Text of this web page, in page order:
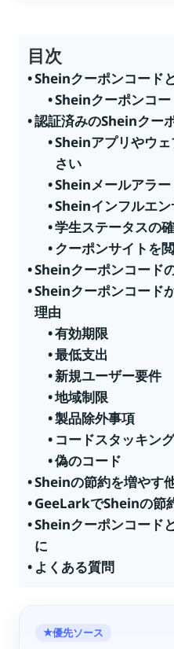
目次
Sheinクーポンコード
Sheinクーポンコ
認証済みのSheinクー
Sheinアプリやウ
さい
Sheinメールアラ
Sheinインフルエ
学生ステータスの
クーポンサイトを
Sheinクーポンコード
Sheinクーポンコード
理由
有効期限
最低支出
新規ユーザー要件
地域制限
製品除外事項
コードスタッキング
偽のコード
Sheinの節約を増やす
GeeLarkでSheinの節
Sheinクーポンコード
に
よくある質問
★優先ソース